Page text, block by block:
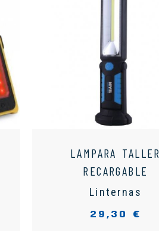
LAMPARA TALLER
RECARGABLE
Linternas
29,30 €